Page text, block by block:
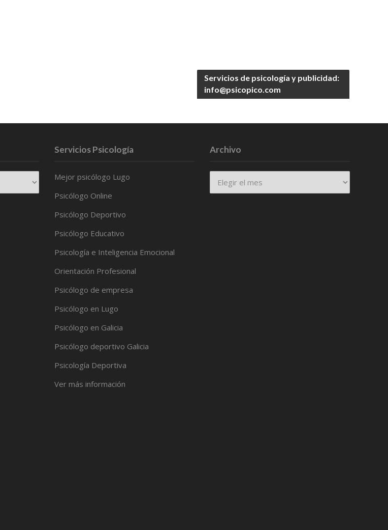
Servicios de psicología y publicidad:
info@psicopico.com
Servicios Psicología
Mejor psicólogo Lugo
Psicólogo Online
Psicólogo Deportivo
Psicólogo Educativo
Psicología e Inteligencia Emocional
Orientación Profesional
Psicólogo de empresa
Psicólogo en Lugo
Psicólogo en Galicia
Psicólogo deportivo Galicia
Psicología Deportiva
Ver más información
Archivo